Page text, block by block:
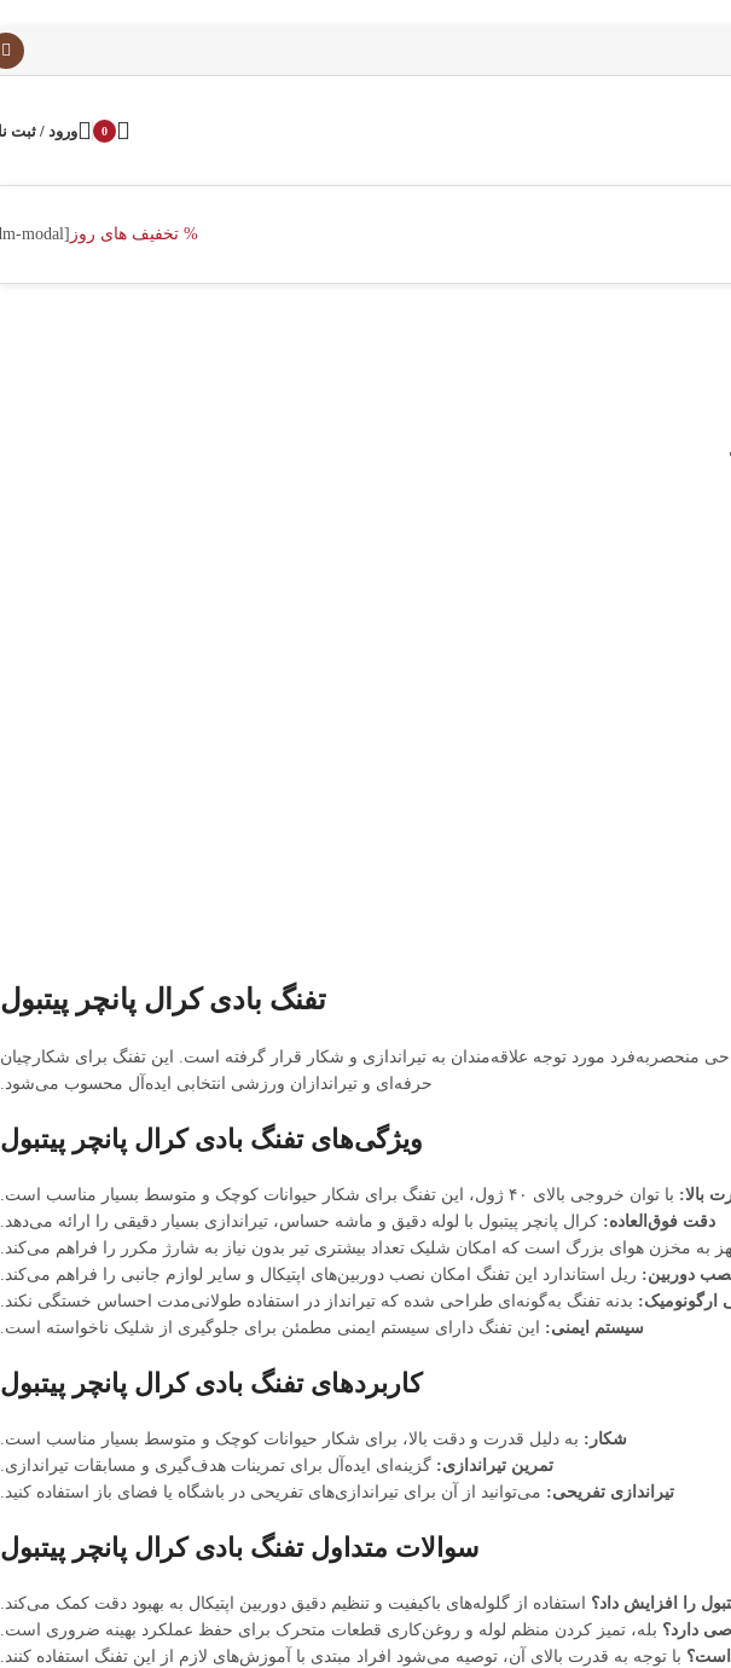
0 ورود / ثبت
% تخفیف های روز [dm-modal]
تفنگ بادی کرال پانچر پیتبول
مورد توجه علاقه‌مندان به تیراندازی و شکار قرار گرفته است. این تفنگ برای شکارچیان
حرفه‌ای و تیراندازان ورزشی انتخابی ایده‌آل محسوب می‌شود.
ویژگی‌های تفنگ بادی کرال پانچر پیتبول
بالا: با توان خروجی بالای ۴۰ ژول، این تفنگ برای شکار حیوانات کوچک و متوسط بسیار مناسب است.
دقت فوق‌العاده: کرال پانچر پیتبول با لوله دقیق و ماشه حساس، تیراندازی بسیار دقیقی را ارائه می‌دهد.
به مخزن هوای بزرگ است که امکان شلیک تعداد بیشتری تیر بدون نیاز به شارژ مکرر را فراهم می‌کند.
دوربین: ریل استاندارد این تفنگ امکان نصب دوربین‌های اپتیکال و سایر لوازم جانبی را فراهم می‌کند.
ارگونومیک: بدنه تفنگ به‌گونه‌ای طراحی شده که تیرانداز در استفاده طولانی‌مدت احساس خستگی نکند.
سیستم ایمنی: این تفنگ دارای سیستم ایمنی مطمئن برای جلوگیری از شلیک ناخواسته است.
کاربردهای تفنگ بادی کرال پانچر پیتبول
شکار: به دلیل قدرت و دقت بالا، برای شکار حیوانات کوچک و متوسط بسیار مناسب است.
تمرین تیراندازی: گزینه‌ای ایده‌آل برای تمرینات هدف‌گیری و مسابقات تیراندازی.
تیراندازی تفریحی: می‌توانید از آن برای تیراندازی‌های تفریحی در باشگاه یا فضای باز استفاده کنید.
سوالات متداول تفنگ بادی کرال پانچر پیتبول
را افزایش داد؟ استفاده از گلوله‌های باکیفیت و تنظیم دقیق دوربین اپتیکال به بهبود دقت کمک می‌کند.
دارد؟ بله، تمیز کردن منظم لوله و روغن‌کاری قطعات متحرک برای حفظ عملکرد بهینه ضروری است.
است؟ با توجه به قدرت بالای آن، توصیه می‌شود افراد مبتدی با آموزش‌های لازم از این تفنگ استفاده کنند.